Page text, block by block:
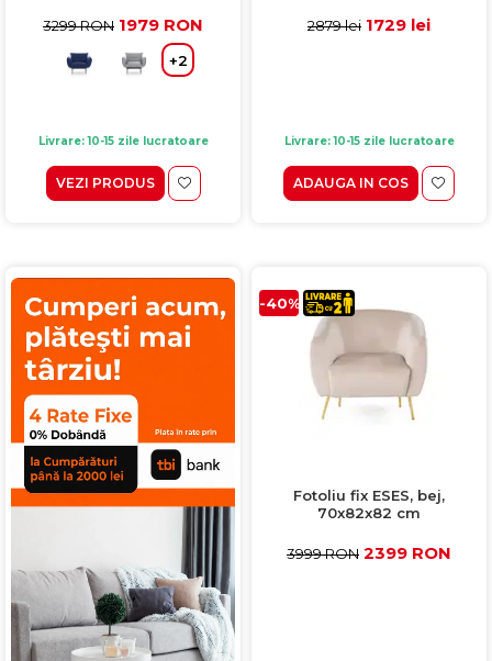
3299 RON 1979 RON
+2
Livrare: 10-15 zile lucratoare
VEZI PRODUS
2879 lei 1729 lei
Livrare: 10-15 zile lucratoare
ADAUGA IN COS
-40%
Fotoliu fix ESES, bej,
70x82x82 cm
3999 RON 2399 RON